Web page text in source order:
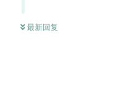
最新回复